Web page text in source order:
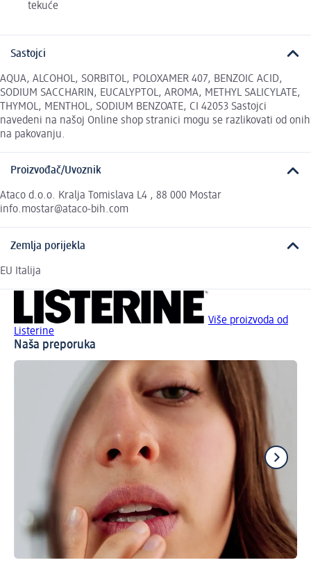
tekuće
Sastojci
AQUA, ALCOHOL, SORBITOL, POLOXAMER 407, BENZOIC ACID,
SODIUM SACCHARIN, EUCALYPTOL, AROMA, METHYL SALICYLATE,
THYMOL, MENTHOL, SODIUM BENZOATE, CI 42053 Sastojci
navedeni na našoj Online shop stranici mogu se razlikovati od onih
na pakovanju.
Proizvođač/Uvoznik
Ataco d.o.o. Kralja Tomislava L4 , 88 000 Mostar
info.mostar@ataco-bih.com
Zemlja porijekla
EU Italija
Više proizvoda od
Listerine
Naša preporuka